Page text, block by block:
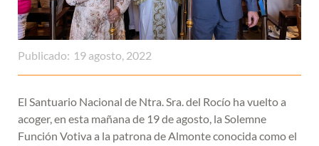
Publicado: 19 agosto, 2022
El Santuario Nacional de Ntra. Sra. del Rocío ha vuelto a
acoger, en esta mañana de 19 de agosto, la Solemne
Función Votiva a la patrona de Almonte conocida como el